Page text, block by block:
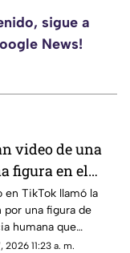
sigue a
News!
video de una
figura en el
de la antigua
de
en TikTok llamó la
por una figura de
humana que
en el
2026 11:23 a. m.